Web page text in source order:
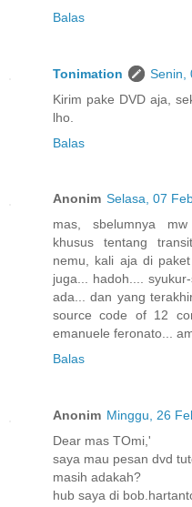
Balas
Tonimation
Senin,
Kirim pake DVD aja,
lho.
Balas
Anonim Selasa, 07
mas, sbelumnya
khusus tentang
nemu, kali aja di
juga... hadoh....
ada... dan yang
source code of 12
emanuele feronato...
Balas
Anonim Minggu, 26
Dear mas TOmi,'
saya mau pesan dvd
masih adakah?
hub saya di